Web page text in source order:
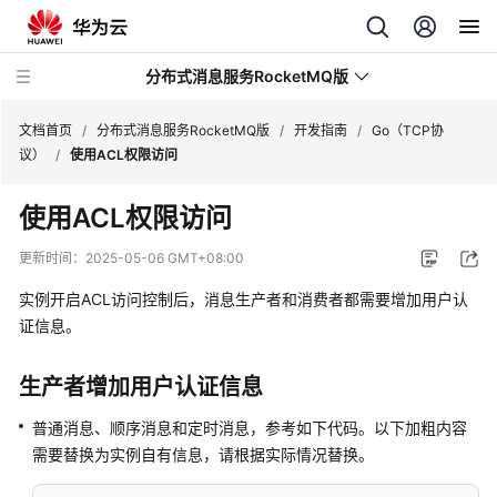
分布式消息服务RocketMQ版
新
动
服
公
告
产
文档首页 / 分布式消息服务RocketMQ版 / 开发指南 / Go（TCP协
议）
/ 使用ACL权限访问
使用ACL权限访问
更新时间： 2025-05-06 GMT+08:00
实例开启ACL访问控制后，消息生产者和消费者都需要增加用户认
证信息。
生产者增加用户认证信息
普通消息、顺序消息和定时消息，参考如下代码。以下加粗内容
需要替换为实例自有信息，请根据实际情况替换。